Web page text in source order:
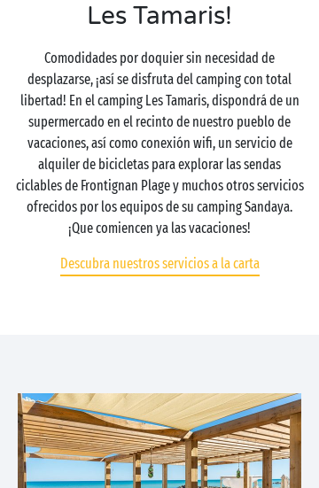
Les Tamaris!
Comodidades por doquier sin necesidad de
desplazarse, ¡así se disfruta del camping con total
libertad! En el camping Les Tamaris, dispondrá de un
supermercado en el recinto de nuestro pueblo de
vacaciones, así como conexión wifi, un servicio de
alquiler de bicicletas para explorar las sendas
ciclables de Frontignan Plage y muchos otros servicios
ofrecidos por los equipos de su camping Sandaya.
¡Que comiencen ya las vacaciones!
Descubra nuestros servicios a la carta